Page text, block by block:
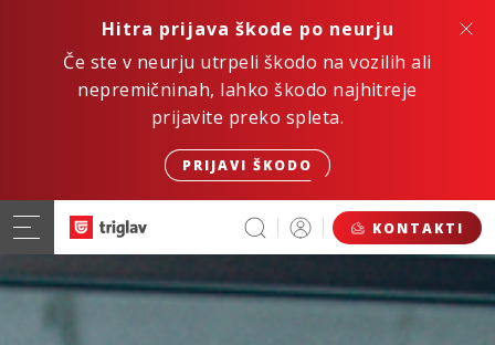
Hitra prijava škode po neurju
Če ste v neurju utrpeli škodo na vozilih ali
nepremičninah, lahko škodo najhitreje
prijavite preko spleta.
PRIJAVI ŠKODO
KONTAKTI